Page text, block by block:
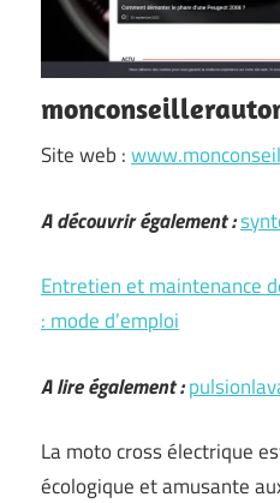
Site web :
A découvrir également :
Entretien et maintenance
: mode d’emploi
A lire également :
La moto cross électrique
écologique et amusante